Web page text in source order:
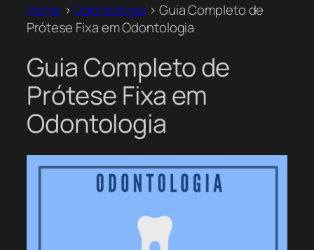
Home >Odontologia > Guia Completo de
Prótese Fixa em Odontologia
Guia Completo de
Prótese Fixa em
Odontologia